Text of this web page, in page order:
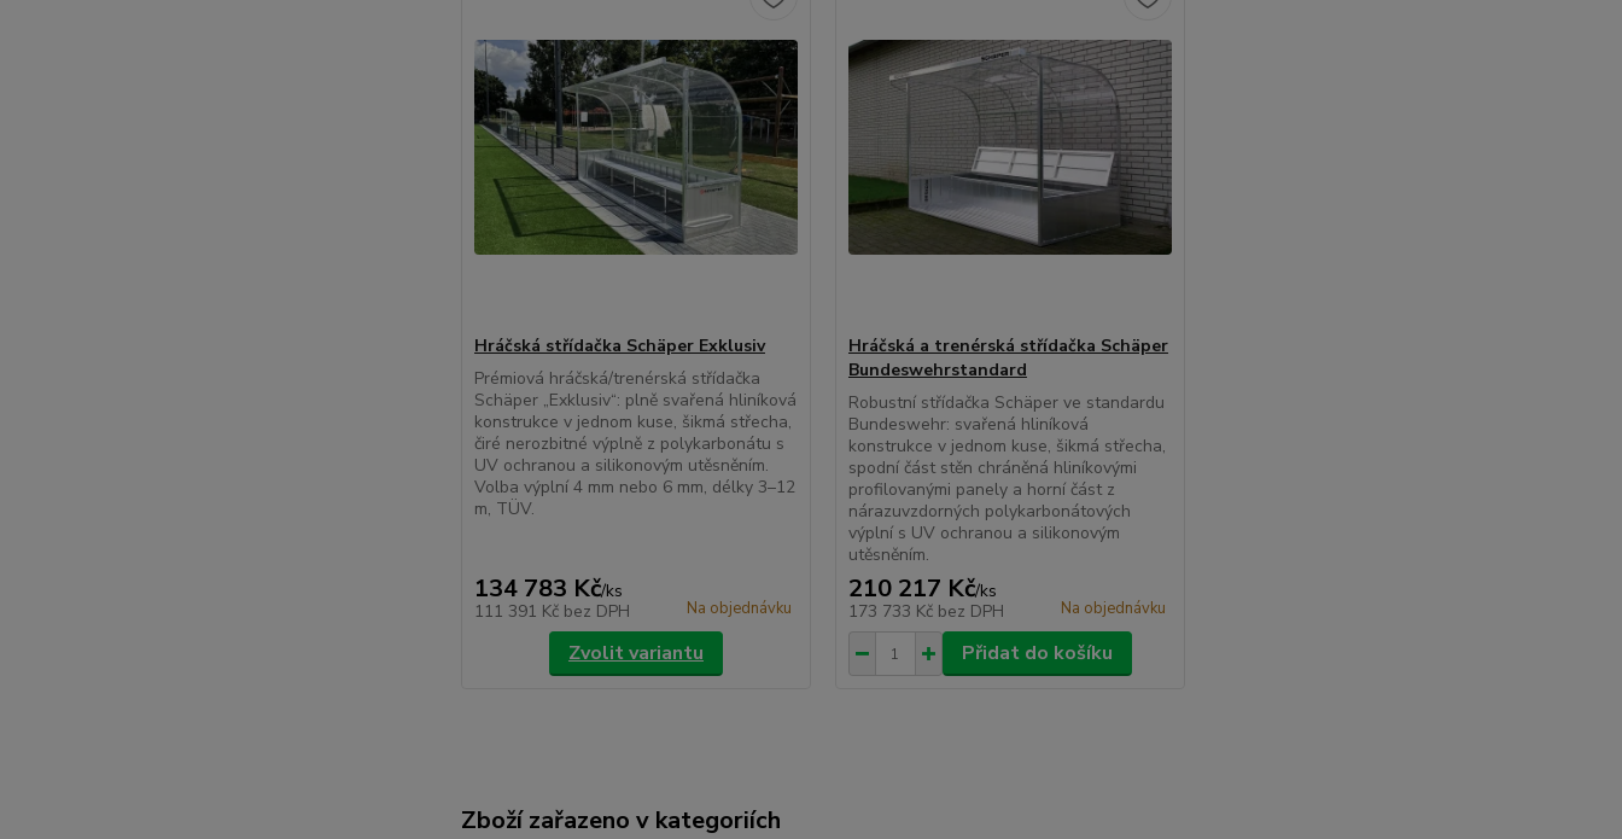
Hráčská střídačka Schäper Exklusiv
Prémiová hráčská/trenérská střídačka
Schäper „Exklusiv“: plně svařená hliníková
konstrukce v jednom kuse, šikmá střecha,
čiré nerozbitné výplně z polykarbonátu s
UV ochranou a silikonovým utěsněním.
Volba výplní 4 mm nebo 6 mm, délky 3–12
m, TÜV.
134 783 Kč/ks
111 391 Kč bez DPH Na objednávku
Zvolit variantu
Hráčská a trenérská střídačka Schäper
Bundeswehrstandard
Robustní střídačka Schäper ve standardu
Bundeswehr: svařená hliníková
konstrukce v jednom kuse, šikmá střecha,
spodní část stěn chráněná hliníkovými
profilovanými panely a horní část z
nárazuvzdorných polykarbonátových
výplní s UV ochranou a silikonovým
utěsněním.
210 217 Kč/ks
173 733 Kč bez DPH Na objednávku
Přidat do košíku
Zboží zařazeno v kategoriích